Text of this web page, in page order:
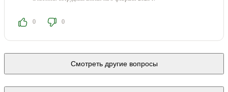
0 0
Смотреть другие вопросы